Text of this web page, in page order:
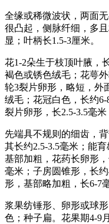
全缘或稀微波状，两面
很凸起，侧脉纤细，多
显；叶柄长1.5-3厘米。
花1-2朵生于枝顶叶腋，
褐色或锈色绒毛；花萼
轮3裂片卵形，略短，外
绒毛；花冠白色，长约
裂片卵形，长2.5-3.5毫米
先端具不规则的细齿，
其长约2.5-3.5毫米；能
基部加粗，花药长卵形
毫米；子房圆锥形，长
形，基部略加粗，长6-7
浆果纺锤形、卵形或球
色；种子扁。花果期4-9月